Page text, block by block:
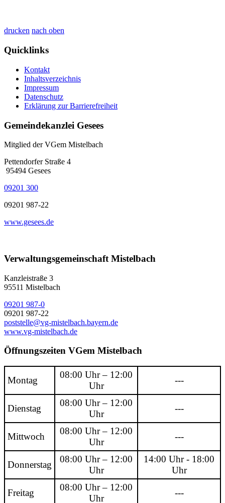
drucken nach oben
Quicklinks
Kontakt
Inhaltsverzeichnis
Impressum
Datenschutz
Erklärung zur Barrierefreiheit
Gemeindekanzlei Gesees
Mitglied der VGem Mistelbach
Pettendorfer Straße 4
95494 Gesees
09201 300
09201 987-22
www.gesees.de
Verwaltungsgemeinschaft Mistelbach
Kanzleistraße 3
95511 Mistelbach
09201 987-0
09201 987-22
poststelle@vg-mistelbach.bayern.de
www.vg-mistelbach.de
Öffnungszeiten VGem Mistelbach
Montag
08:00 Uhr – 12:00
Uhr
---
Dienstag
08:00 Uhr – 12:00
Uhr
---
Mittwoch
08:00 Uhr – 12:00
Uhr
---
Donnerstag
08:00 Uhr – 12:00
Uhr
14:00 Uhr - 18:00
Uhr
Freitag
08:00 Uhr – 12:00
Uhr
---